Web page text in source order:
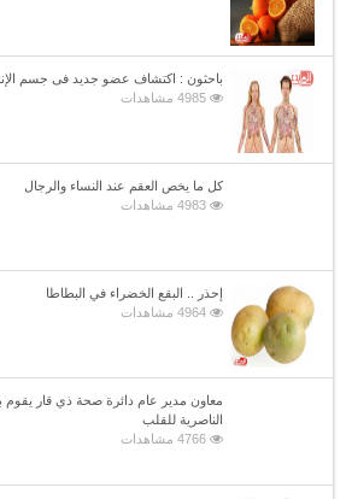
باحثون : اكتشاف عضو جديد فى جسم
4985 مشاهدات
كل ما يخص العقم عند النساء والرجال
4983 مشاهدات
إحذر .. البقع الخضراء في البطاطا
4964 مشاهدات
معاون مدير عام دائرة صحة ذي قار يقوم
الناصرية للقلب
4766 مشاهدات